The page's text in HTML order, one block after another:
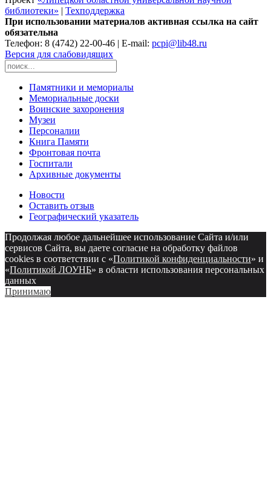
библиотеки»
Техподдержка
При использовании материалов активная ссылка на сайт
обязательна
Телефон: 8 (4742) 22-00-46 | E-mail: pcpi@lib48.ru
Версия для слабовидящих
Памятники и мемориалы
Мемориальные доски
Воинские захоронения
Музеи
Персоналии
Книга Памяти
Фронтовая почта
Госпитали
Архивные документы
Новости
Оставить отзыв
Географический указатель
Продолжая любое дальнейшее использование Сайта и/или
сервисов Сайта, вы даете согласие на обработку файлов
cookies в соответствии с «Политикой конфиденциальности» и
«Политикой ЛОУНБ» в области использования персональных
данных
Принимаю